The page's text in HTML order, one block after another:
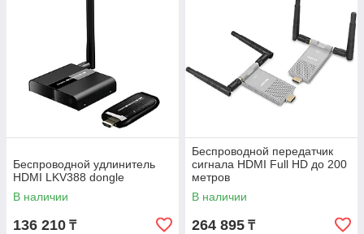
Беспроводной удлинитель
HDMI LKV388 dongle
В наличии
136 210 ₸
Беспроводной передатчик
сигнала HDMI Full HD до 200
метров
В наличии
264 895 ₸